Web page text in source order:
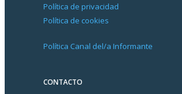
Política de privacidad
Política de cookies
Política Canal del/a Informante
CONTACTO